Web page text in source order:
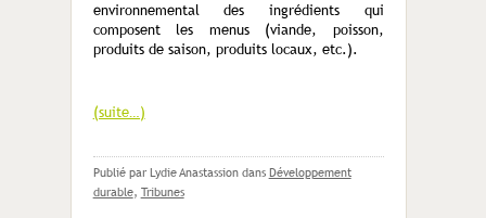
environnemental des ingrédients qui
composent les menus (viande, poisson,
produits de saison, produits locaux, etc.).
(suite…)
Publié par Lydie Anastassion dans Développement
durable, Tribunes